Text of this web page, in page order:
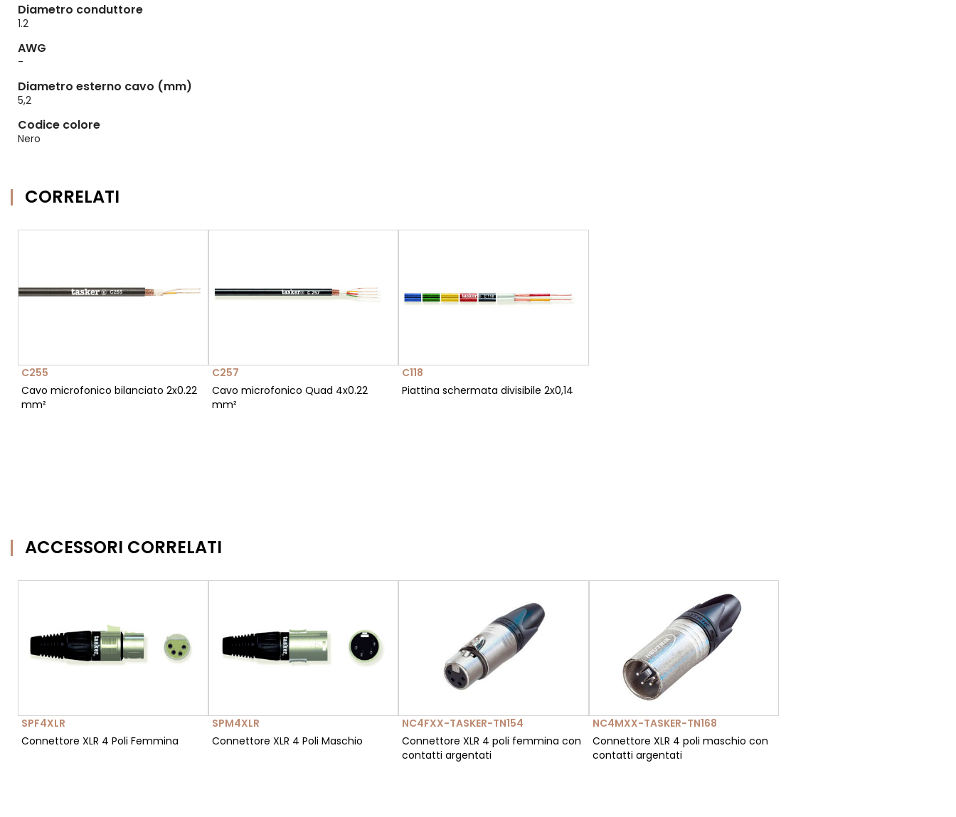
Diametro conduttore
1.2
AWG
-
Diametro esterno cavo (mm)
5,2
Codice colore
Nero
CORRELATI
C255
Cavo microfonico bilanciato 2x0.22
mm²
C257
Cavo microfonico Quad 4x0.22
mm²
C118
Piattina schermata divisibile 2x0,14
ACCESSORI CORRELATI
SPF4XLR
Connettore XLR 4 Poli Femmina
SPM4XLR
Connettore XLR 4 Poli Maschio
NC4FXX-TASKER-TN154
Connettore XLR 4 poli femmina con
contatti argentati
NC4MXX-TASKER-TN168
Connettore XLR 4 poli maschio con
contatti argentati